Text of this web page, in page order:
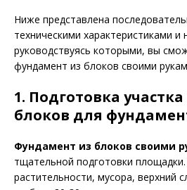
Ниже представлена
техническими характеристиками
руководствуясь которыми, вы
фундамент из блоков своими
1. Подготовка
блоков для
Фундамент из блоков своими
тщательной подготовки
растительности, мусора, верхний